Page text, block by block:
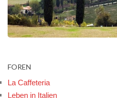
FOREN
La Caffeteria
Leben in Italien